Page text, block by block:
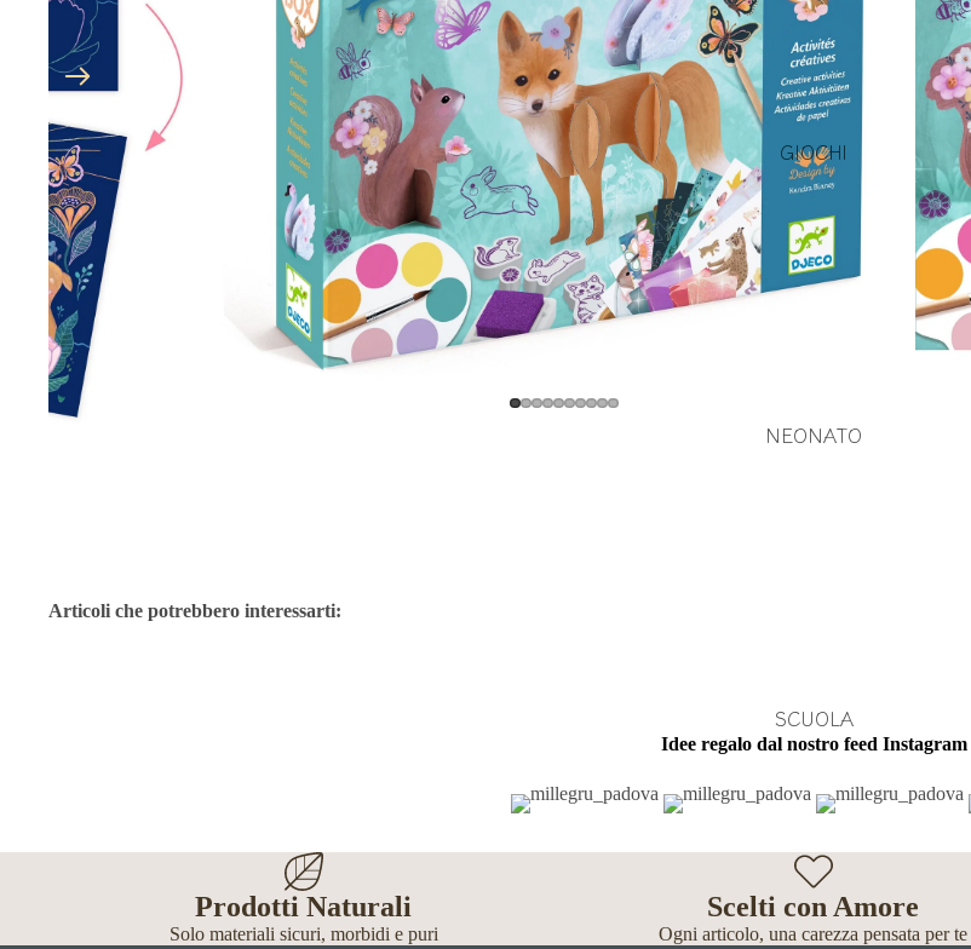
GIOCHI
NEONATO
SCUOLA
Articoli che potrebbero interessarti:
Idee regalo dal nostro feed Instagram
Prodotti Naturali
Solo materiali sicuri, morbidi e puri
Scelti con Amore
Ogni articolo, una carezza pensata per te